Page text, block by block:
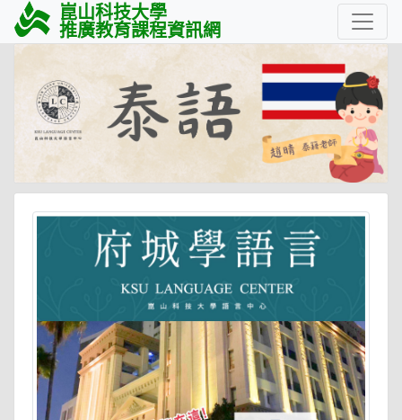
崑山科技大學
推廣教育課程資訊網